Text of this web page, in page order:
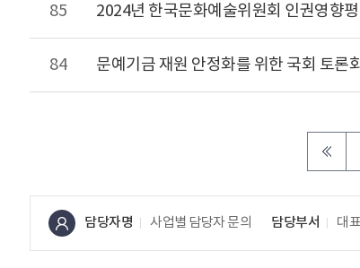
85 2024년 한국문화예술위원회 인권영향
84 문예기금 재원 안정화를 위한 국회 토론
담당자명 사업별 담당자 문의 담당부서 대